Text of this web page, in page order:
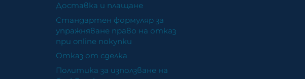
Доставка и плащане
Стандартен формуляр за
упражняване право на отказ
при online покупки
Отказ от сделка
Политика за използване на